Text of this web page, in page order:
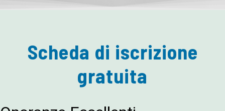
Scheda di iscrizione
gratuita